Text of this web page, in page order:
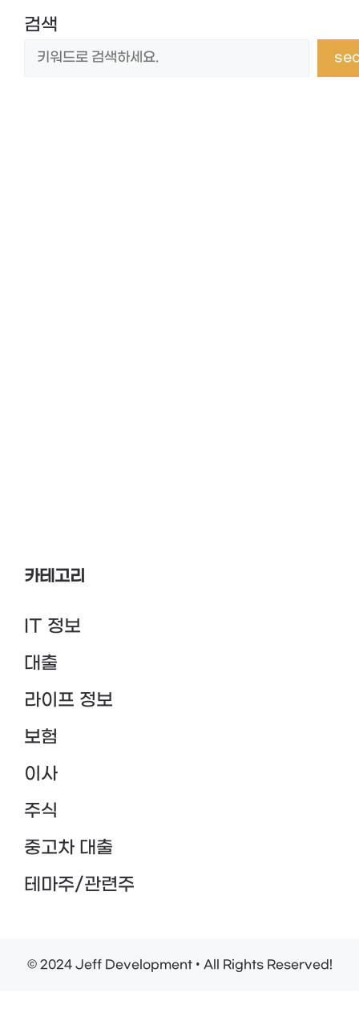
검색
카테고리
IT 정보
대출
라이프 정보
보험
이사
주식
중고차 대출
테마주/관련주
© 2024 Jeff Development • All Rights Reserved!